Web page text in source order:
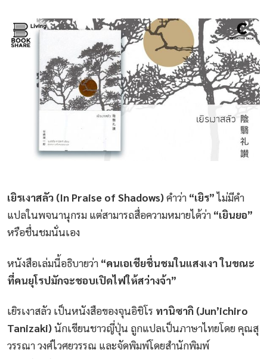
เยิรเงาสลัว (In Praise of Shadows)คำว่า “เยิร”ไม่มีคำ
แปลในพจนานุกรม แต่สามารถสื่อความหมายได้ว่า “เยินยอ”
หรือชื่นชมนั่นเอง
หนังสือเล่มนี้อธิบายว่า “คนเอเชียชื่นชมในแสงเงา ในขณะ
ที่คนยุโรปมักจะชอบเปิดไฟให้สว่างจ้า”
เยิรเงาสลัว เป็นหนังสือของจุนอิชิโร ทานิซากิ (Jun’ichiro
Tanizaki)นักเขียนชาวญี่ปุ่น ถูกแปลเป็นภาษาไทยโดย คุณสุ
วรรณา วงศ์ไวศยวรรณ และจัดพิมพ์โดยสำนักพิมพ์